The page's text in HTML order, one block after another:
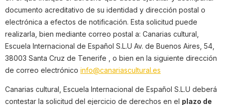
documento acreditativo de su identidad y dirección postal o
electrónica a efectos de notificación. Esta solicitud puede
realizarla, bien mediante correo postal a: Canarias cultural,
Escuela Internacional de Español S.L.U Av. de Buenos Aires, 54,
38003 Santa Cruz de Tenerife , o bien en la siguiente dirección
de correo electrónico info@canariascultural.es
Canarias cultural, Escuela Internacional de Español S.L.U deberá
contestar la solicitud del ejercicio de derechos en el plazo de